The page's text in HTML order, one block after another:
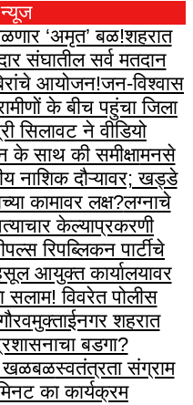
‘अमृत’ बळ!शहरात
संघातील सर्व मतदान
आयोजन!जन-विश्वास
के बीच पहुंचा जिला
सिलावट ने वीडियो
के साथ की समीक्षामनसे
नाशिक दौऱ्यावर; खड्डे
कामावर लक्ष?लग्नाचे
केल्याप्रकरणी
रिपब्लिकन पार्टीचे
आयुक्त कार्यालयावर
सलाम! विवरेत पोलीस
मुक्ताईनगर शहरात
बडगा?
खळबळस्वतंत्रता संग्राम
का कार्यक्रम